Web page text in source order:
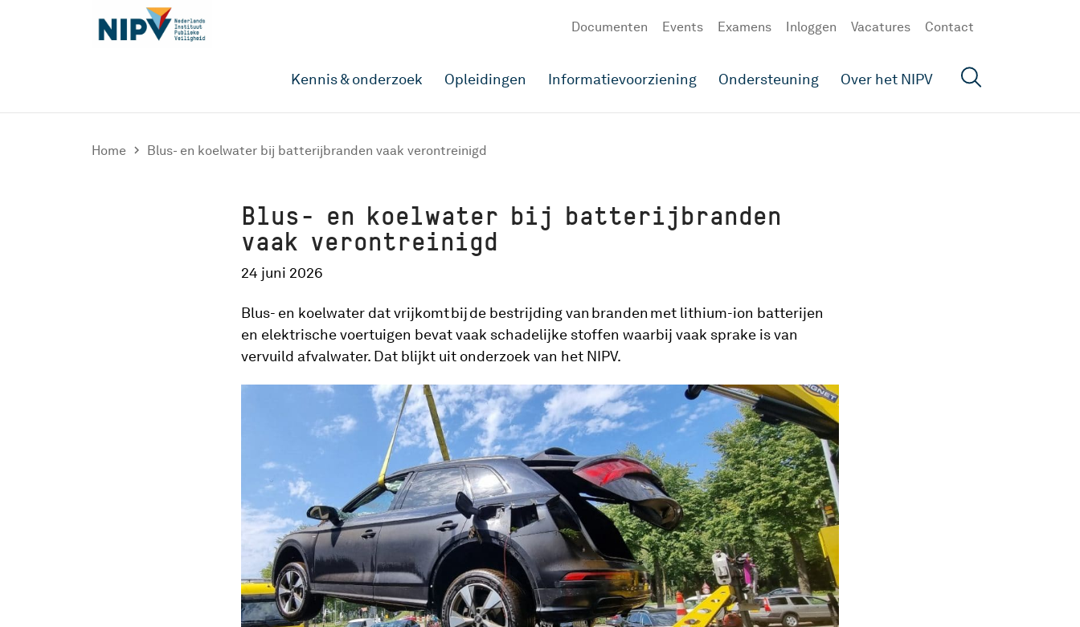
Documenten Events Examens Inloggen Vacatures Contact
Kennis & onderzoek Opleidingen Informatievoorziening Ondersteuning Over het NIPV
Home  Blus- en koelwater bij batterijbranden vaak verontreinigd
Blus- en koelwater bij batterijbranden
vaak verontreinigd
24 juni 2026
Blus- en koelwater dat vrijkomt bij de bestrijding van branden met lithium-ion batterijen
en elektrische voertuigen bevat vaak schadelijke stoffen waarbij vaak sprake is van
vervuild afvalwater. Dat blijkt uit onderzoek van het NIPV.